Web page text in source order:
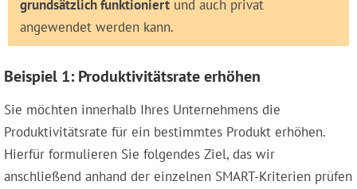
grundsätzlich funktioniert und auch privat
angewendet werden kann.
Beispiel 1: Produktivitätsrate erhöhen
Sie möchten innerhalb Ihres Unternehmens die
Produktivitätsrate für ein bestimmtes Produkt erhöhen.
Hierfür formulieren Sie folgendes Ziel, das wir
anschließend anhand der einzelnen SMART-Kriterien prüfen